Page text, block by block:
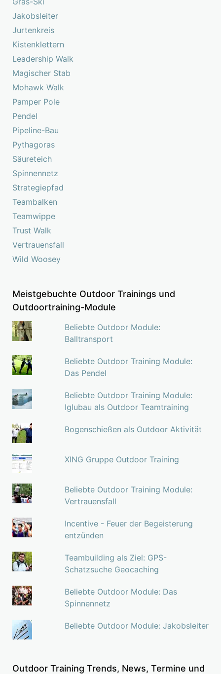
Jakobsleiter
Jurtenkreis
Kistenklettern
Leadership Walk
Magischer Stab
Mohawk Walk
Pamper Pole
Pendel
Pipeline-Bau
Pythagoras
Säureteich
Spinnennetz
Strategiepfad
Teambalken
Teamwippe
Trust Walk
Vertrauensfall
Wild Woosey
Meistgebuchte Outdoor Trainings und
Outdoortraining-Module
Beliebte Outdoor Module:
Balltransport
Beliebte Outdoor Training Module:
Das Pendel
Beliebte Outdoor Training Module:
Iglubau als Outdoor Teamtraining
Bogenschießen als Outdoor Aktivität
XING Gruppe Outdoor Training
Beliebte Outdoor Training Module:
Vertrauensfall
Incentive - Feuer der Begeisterung
entzünden
Teambuilding als Ziel: GPS-
Schatzsuche Geocaching
Beliebte Outdoor Module: Das
Spinnennetz
Beliebte Outdoor Module: Jakobsleiter
Outdoor Training Trends, News, Termine und